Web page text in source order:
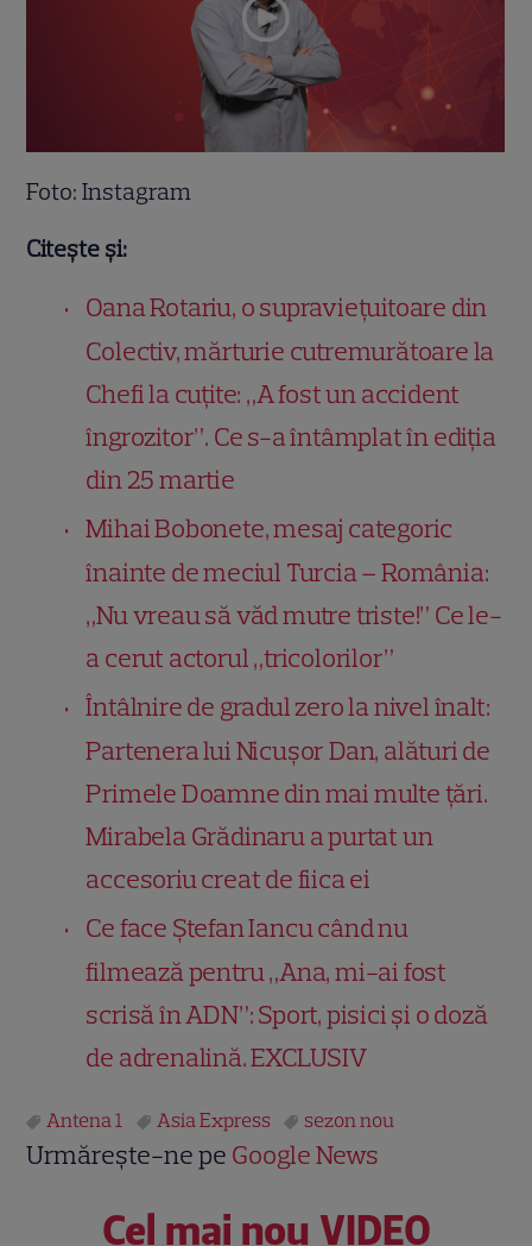
Foto: Instagram
Citește și:
Oana Rotariu, o supraviețuitoare din
Colectiv, mărturie cutremurătoare la
Chefi la cuțite: „A fost un accident
îngrozitor”. Ce s-a întâmplat în ediția
din 25 martie
Mihai Bobonete, mesaj categoric
înainte de meciul Turcia – România:
„Nu vreau să văd mutre triste!” Ce le-
a cerut actorul „tricolorilor”
Întâlnire de gradul zero la nivel înalt:
Partenera lui Nicușor Dan, alături de
Primele Doamne din mai multe țări.
Mirabela Grădinaru a purtat un
accesoriu creat de fiica ei
Ce face Ștefan Iancu când nu
filmează pentru „Ana, mi-ai fost
scrisă în ADN”: Sport, pisici și o doză
de adrenalină. EXCLUSIV
Antena 1 Asia Express sezon nou
Urmărește-ne pe Google News
Cel mai nou VIDEO